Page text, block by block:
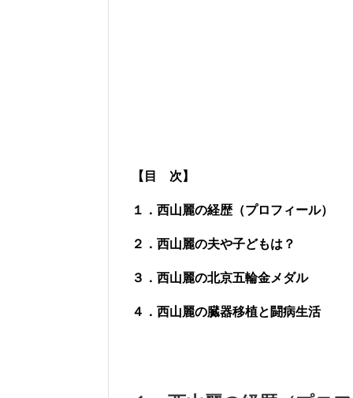
【目 次】
１．西山麗の経歴（プロフィール）
２．西山麗の夫や子どもは？
３．西山麗の北京五輪金メダル
４．西山麗の臓器移植と闘病生活